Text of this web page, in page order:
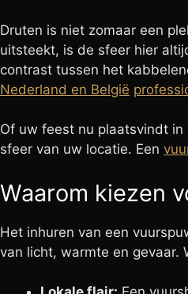
Druten is niet zomaar een
uitsteekt, is de sfeer hier
contrast tussen het
Nederland en België
Of uw feest nu plaatsvindt in
sfeer van uw locatie. Een
Waarom kiezen
Het inhuren van een
van licht, warmte en gevaar.